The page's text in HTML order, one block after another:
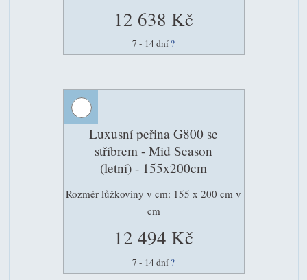
12 638 Kč
7 - 14 dní ?
Luxusní peřina G800 se
stříbrem - Mid Season
(letní) - 155x200cm
Rozměr lůžkoviny v cm: 155 x 200 cm v
cm
12 494 Kč
7 - 14 dní ?